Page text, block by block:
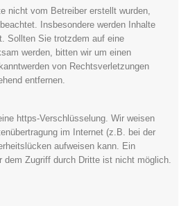
nicht vom Betreiber erstellt wurden,
Insbesondere werden Inhalte
Sollten Sie trotzdem auf eine
werden, bitten wir um einen
von Rechtsverletzungen
entfernen.
https-Verschlüsselung. Wir weisen
im Internet (z.B. bei der
aufweisen kann. Ein
dem Zugriff durch Dritte ist nicht möglich.